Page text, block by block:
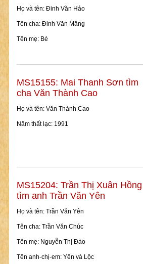
Họ và tên: Đinh Văn Hảo
Tên cha: Đinh Văn Măng
Tên mẹ: Bé
MS15155: Mai Thanh Sơn tìm
cha Văn Thành Cao
Họ và tên: Văn Thành Cao
Năm thất lạc: 1991
MS15204: Trần Thị Xuân Hồng
tìm anh Trần Văn Yên
Họ và tên: Trần Văn Yên
Tên cha: Trần Văn Chúc
Tên mẹ: Nguyễn Thị Đào
Tên anh-chị-em: Yên và Lộc